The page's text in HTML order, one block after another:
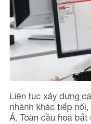
Liên tục xây dựng
nhánh khác tiếp
Á. Toàn cầu hoá